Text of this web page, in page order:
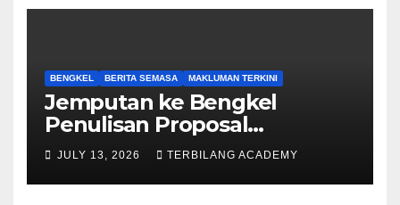
BENGKEL BERITA SEMASA MAKLUMAN TERKINI
Jemputan ke Bengkel
Penulisan Proposal
Permohonan Kemasukan
Program Khas Doktor
Falsafah (PhD).
JULY 13, 2026 TERBILANG ACADEMY